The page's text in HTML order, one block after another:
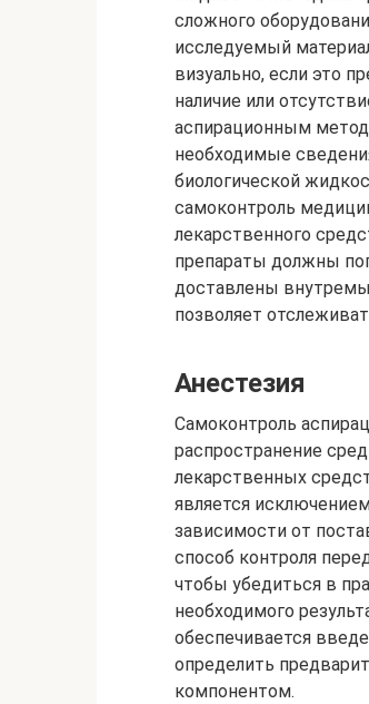
сложного
исследуемый
визуально, если это
наличие или
аспирационным
необходимые
биологической
самоконтроль
лекарственного
препараты должны
доставлены
позволяет
Анестезия
Самоконтроль
распространение
лекарственных
является
зависимости от
способ контроля
чтобы убедиться в
необходимого
обеспечивается
определить
компонентом.